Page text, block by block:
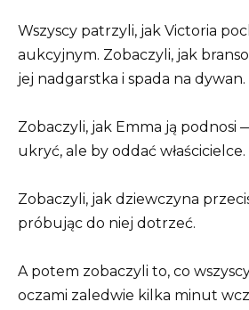
Wszyscy patrzyli, jak Victoria
aukcyjnym. Zobaczyli, jak
jej nadgarstka i spada na dywan.
Zobaczyli, jak Emma ją podnosi
ukryć, ale by oddać właścicielce.
Zobaczyli, jak dziewczyna
próbując do niej dotrzeć.
A potem zobaczyli to, co
oczami zaledwie kilka minut